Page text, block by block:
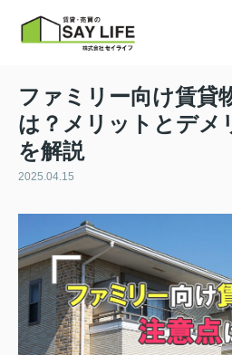
ファミリー向け賃貸
は？メリットとデメ
を解説
2025.04.15